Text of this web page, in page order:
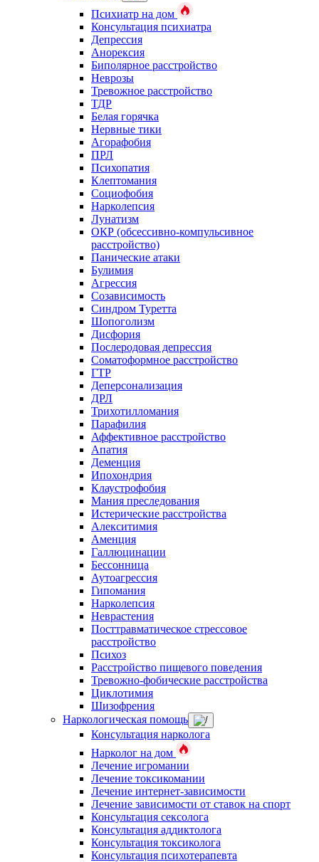
Психиатр на дом
Консультация психиатра
Депрессия
Анорексия
Биполярное расстройство
Неврозы
Тревожное расстройство
ТДР
Белая горячка
Нервные тики
Агорафобия
ПРЛ
Психопатия
Клептомания
Социофобия
Нарколепсия
Лунатизм
ОКР (обсессивно-компульсивное
расстройство)
Панические атаки
Булимия
Агрессия
Созависимость
Синдром Туретта
Шопоголизм
Дисфория
Послеродовая депрессия
Соматоформное расстройство
ГТР
Деперсонализация
ДРЛ
Трихотилломания
Парафилия
Аффективное расстройство
Апатия
Деменция
Ипохондрия
Клаустрофобия
Мания преследования
Истерические расстройства
Алекситимия
Аменция
Галлюцинации
Бессонница
Аутоагрессия
Гипомания
Нарколепсия
Неврастения
Посттравматическое стрессовое
расстройство
Психоз
Расстройство пищевого поведения
Тревожно-фобические расстройства
Циклотимия
Шизофрения
Наркологическая помощь
Консультация нарколога
Нарколог на дом
Лечение игромании
Лечение токсикомании
Лечение интернет-зависимости
Лечение зависимости от ставок на спорт
Консультация сексолога
Консультация аддиктолога
Консультация токсиколога
Консультация психотерапевта